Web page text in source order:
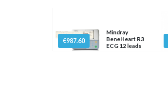
€987.60
Mindray
BeneHeart R3
ECG 12 leads